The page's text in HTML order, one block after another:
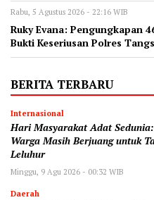
Rabu, 5 Agustus 2026 - 22:16 WIB
‎Ruky Evana: Pengungkapan
Bukti Keseriusan Polres
BERITA TERBARU
Internasional
Hari Masyarakat Adat
Warga Masih Berjuang untuk
Leluhur
Minggu, 9 Agu 2026 - 00:32 WIB
Daerah